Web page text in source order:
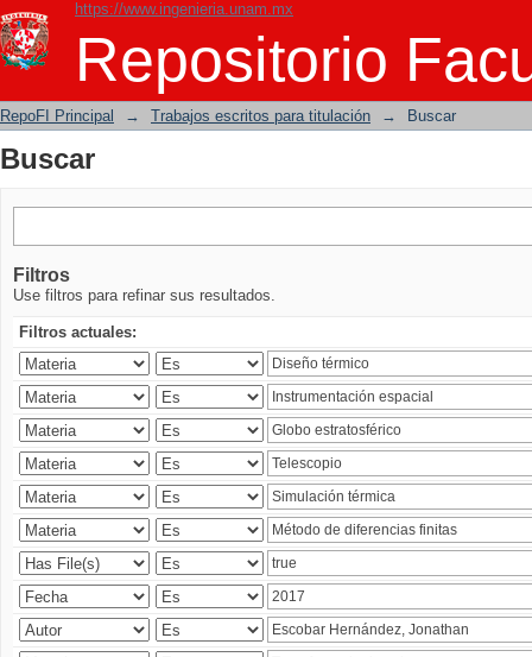
https://www.ingenieria.unam.mx
Repositorio
Buscar
RepoFI Principal → Trabajos escritos para titulación → Buscar
Buscar
Filtros
Use filtros para refinar sus resultados.
Filtros actuales: